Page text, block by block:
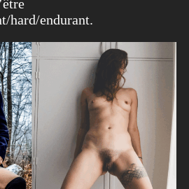
hard/endurant.